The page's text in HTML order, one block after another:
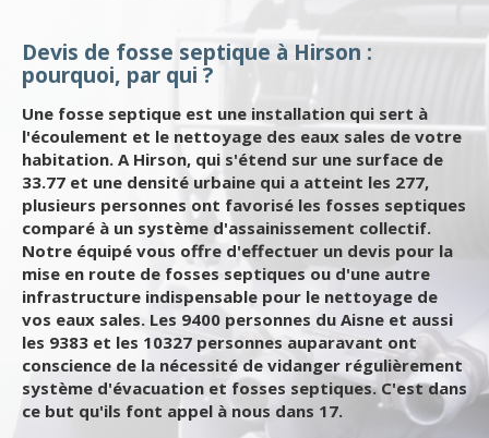
Devis de fosse septique à Hirson :
pourquoi, par qui ?
Une fosse septique est une installation qui sert à
l'écoulement et le nettoyage des eaux sales de votre
habitation. A Hirson, qui s'étend sur une surface de
33.77 et une densité urbaine qui a atteint les 277,
plusieurs personnes ont favorisé les fosses septiques
comparé à un système d'assainissement collectif.
Notre équipé vous offre d'effectuer un devis pour la
mise en route de fosses septiques ou d'une autre
infrastructure indispensable pour le nettoyage de
vos eaux sales. Les 9400 personnes du Aisne et aussi
les 9383 et les 10327 personnes auparavant ont
conscience de la nécessité de vidanger régulièrement
système d'évacuation et fosses septiques. C'est dans
ce but qu'ils font appel à nous dans 17.